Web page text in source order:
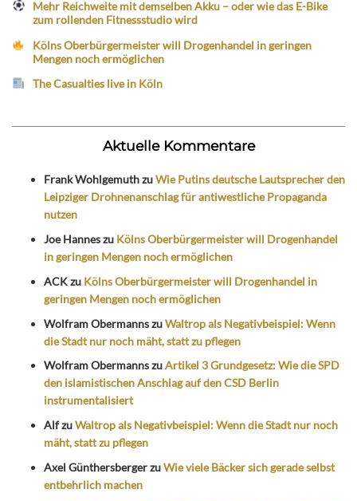
Mehr Reichweite mit demselben Akku – oder wie das E-Bike
zum rollenden Fitnessstudio wird
Kölns Oberbürgermeister will Drogenhandel in geringen
Mengen noch ermöglichen
The Casualties live in Köln
Aktuelle Kommentare
Frank WohlgemuthzuWie Putins deutsche Lautsprecher den
Leipziger Drohnenanschlag für antiwestliche Propaganda
nutzen
Joe Hanneszu Kölns Oberbürgermeister will Drogenhandel
in geringen Mengen noch ermöglichen
ACKzu Kölns Oberbürgermeister will Drogenhandel in
geringen Mengen noch ermöglichen
Wolfram ObermannszuWaltrop als Negativbeispiel: Wenn
die Stadt nur noch mäht, statt zu pflegen
Wolfram ObermannszuArtikel 3 Grundgesetz: Wie die SPD
den islamistischen Anschlag auf den CSD Berlin
instrumentalisiert
AlfzuWaltrop als Negativbeispiel: Wenn die Stadt nur noch
mäht, statt zu pflegen
Axel GünthersbergerzuWie viele Bäcker sich gerade selbst
entbehrlich machen